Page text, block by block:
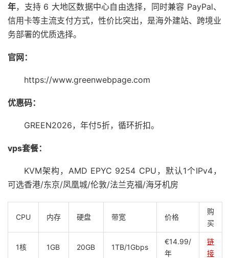
年，支持 6 大地区数据中心自由选择，同时兼容 PayPal、
信用卡等主流支付方式，性价比突出，是海外建站、跨境业
务部署的优质选择。
官网：
https://www.greenwebpage.com
优惠码：
GREEN2026，年付5折，循环折扣。
vps套餐：
KVM架构，AMD EPYC 9254 CPU，默认1个IPv4，
可选香港/东京/凤凰城/伦敦/法兰克福/海牙机房
CPU 内存 硬盘 带宽 价格
购
买
1核 1GB 20GB 1TB/1Gbps
€14.99/
年
链
接